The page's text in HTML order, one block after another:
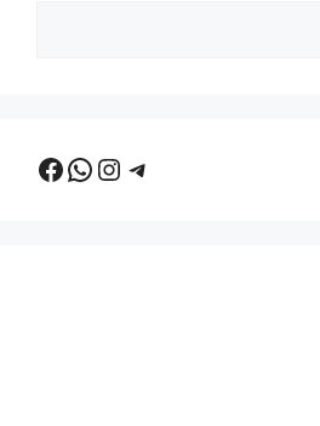
Facebook
WhatsApp
Instagram
Telegram